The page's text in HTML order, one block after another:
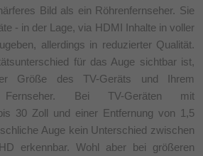
Bild als ein Röhrenfernseher. Sie
- in der Lage, via HDMI Inhalte in voller
allerdings in reduzierter Qualität.
für das Auge sichtbar ist,
Größe des TV-Geräts und Ihrem
Bei TV-Geräten mit
30 Zoll und einer Entfernung von 1,5
Auge kein Unterschied zwischen
erkennbar. Wohl aber bei größeren